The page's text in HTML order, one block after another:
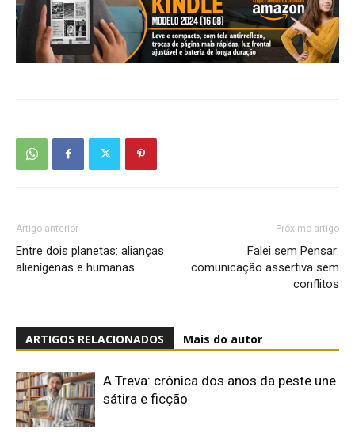
Artigo anterior
Entre dois planetas: alianças
alienígenas e humanas
Próximo artigo
Falei sem Pensar:
comunicação assertiva sem
conflitos
ARTIGOS RELACIONADOS Mais do autor
A Treva: crônica dos anos da peste une
sátira e ficção